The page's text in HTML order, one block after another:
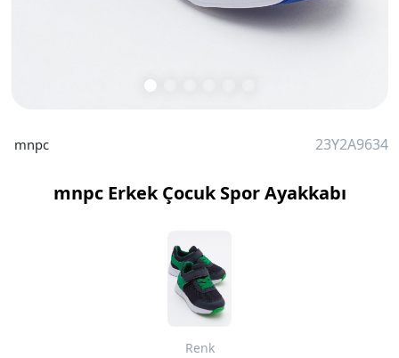
mnpc 23Y2A9634
mnpc Erkek Çocuk Spor Ayakkabı
Renk